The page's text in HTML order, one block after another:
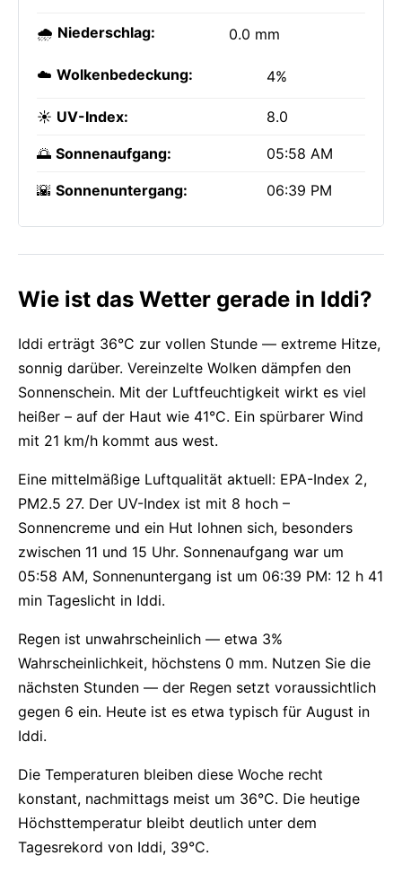
🌧️ Niederschlag: 0.0 mm
☁️ Wolkenbedeckung: 4%
☀️ UV-Index: 8.0
🌅 Sonnenaufgang: 05:58 AM
🌇 Sonnenuntergang: 06:39 PM
Wie ist das Wetter gerade in Iddi?
Iddi erträgt 36°C zur vollen Stunde — extreme Hitze,
sonnig darüber. Vereinzelte Wolken dämpfen den
Sonnenschein. Mit der Luftfeuchtigkeit wirkt es viel
heißer – auf der Haut wie 41°C. Ein spürbarer Wind
mit 21 km/h kommt aus west.
Eine mittelmäßige Luftqualität aktuell: EPA-Index 2,
PM2.5 27. Der UV-Index ist mit 8 hoch –
Sonnencreme und ein Hut lohnen sich, besonders
zwischen 11 und 15 Uhr. Sonnenaufgang war um
05:58 AM, Sonnenuntergang ist um 06:39 PM: 12 h 41
min Tageslicht in Iddi.
Regen ist unwahrscheinlich — etwa 3%
Wahrscheinlichkeit, höchstens 0 mm. Nutzen Sie die
nächsten Stunden — der Regen setzt voraussichtlich
gegen 6 ein. Heute ist es etwa typisch für August in
Iddi.
Die Temperaturen bleiben diese Woche recht
konstant, nachmittags meist um 36°C. Die heutige
Höchsttemperatur bleibt deutlich unter dem
Tagesrekord von Iddi, 39°C.